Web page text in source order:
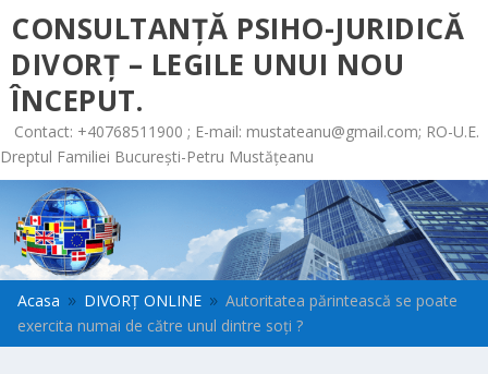
CONSULTANȚĂ PSIHO-JURIDICĂ
DIVORȚ – LEGILE UNUI NOU
ÎNCEPUT.
Contact: +40768511900 ; E-mail: mustateanu@gmail.com; RO-U.E.
Dreptul Familiei București-Petru Mustățeanu
Acasa 9 DIVORȚ ONLINE 9 Autoritatea părintească se poate
exercita numai de către unul dintre soţi ?